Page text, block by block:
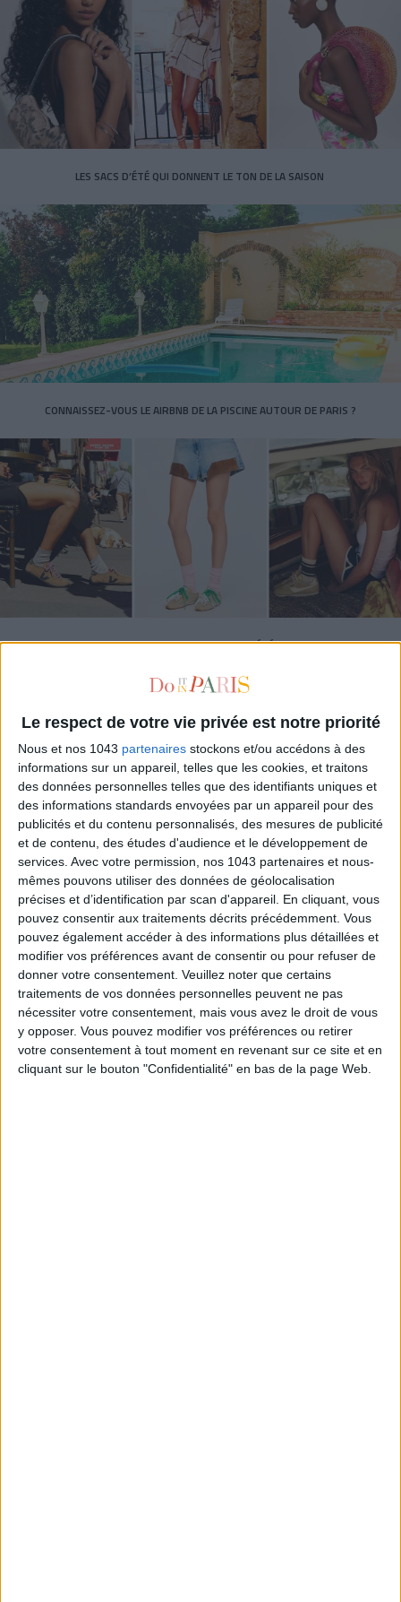
Le respect de votre vie privée est notre priorité
Nous et nos 1043 partenaires stockons et/ou accédons à des
informations sur un appareil, telles que les cookies, et traitons
des données personnelles telles que des identifiants uniques et
des informations standards envoyées par un appareil pour des
publicités et du contenu personnalisés, des mesures de publicité
et de contenu, des études d'audience et le développement de
services. Avec votre permission, nos 1043 partenaires et nous-
mêmes pouvons utiliser des données de géolocalisation
précises et d’identification par scan d'appareil. En cliquant, vous
pouvez consentir aux traitements décrits précédemment. Vous
pouvez également accéder à des informations plus détaillées et
modifier vos préférences avant de consentir ou pour refuser de
donner votre consentement. Veuillez noter que certains
traitements de vos données personnelles peuvent ne pas
nécessiter votre consentement, mais vous avez le droit de vous
y opposer. Vous pouvez modifier vos préférences ou retirer
votre consentement à tout moment en revenant sur ce site et en
cliquant sur le bouton "Confidentialité" en bas de la page Web.
LES SACS D’ÉTÉ QUI DONNENT LE TON DE LA SAISON
CONNAISSEZ-VOUS LE AIRBNB DE LA PISCINE AUTOUR DE PARIS ?
LES SNEAKERS STARS DE L’ÉTÉ
Inscrivez-vous à notre newsletter
S'INSCRIRE